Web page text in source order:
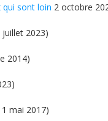
qui sont loin 2 octobre
juillet 2023)
2014)
mai 2017)